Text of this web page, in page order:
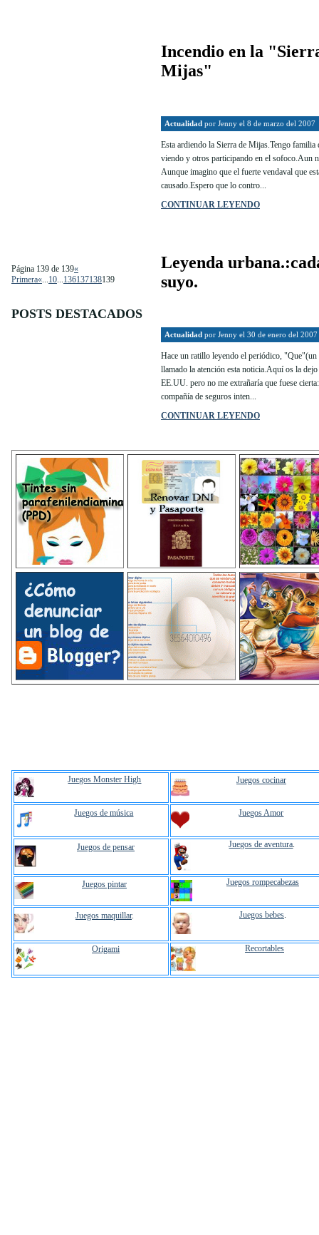
Incendio en la
Mijas"
Actualidad por Jenny el 8 de marzo del 2007
Esta ardiendo la Sierra de Mijas.Tengo
viendo y otros participando en el sofoco.Aun
Aunque imagino que el fuerte vendaval que
causado.Espero que lo contro...
CONTINUAR LEYENDO
Leyenda
suyo.
Actualidad por Jenny el 30 de enero del 2007
Hace un ratillo leyendo el periódico, "Que"(un
llamado la atención esta noticia.Aquí os la
EE.UU. pero no me extrañaría que fuese
compañía de seguros inten...
CONTINUAR LEYENDO
Página 139 de 139«
Primera«...10...136137138139
POSTS DESTACADOS
Juegos Monster High Juegos cocinar
Juegos de música Juegos Amor
Juegos de pensar Juegos de aventura.
Juegos pintar Juegos rompecabezas
Juegos maquillar. Juegos bebes.
Origami Recortables